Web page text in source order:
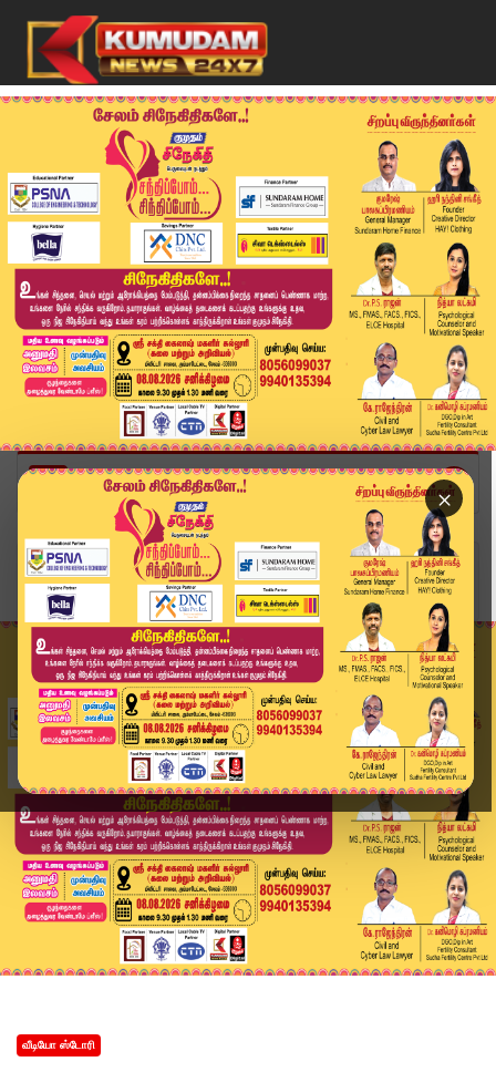
×
Home
வீடியோ ஸ்டோரி
ஞானசேகரனுக்கு விதித்த தண்டனை" மக்கள் நினைத்தது ...
வீடியோ ஸ்டோரி